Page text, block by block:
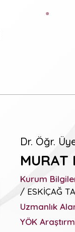
Dr. Öğr.
MURAT
Kurum
/ ESKİÇAĞ
Uzmanlık
YÖK